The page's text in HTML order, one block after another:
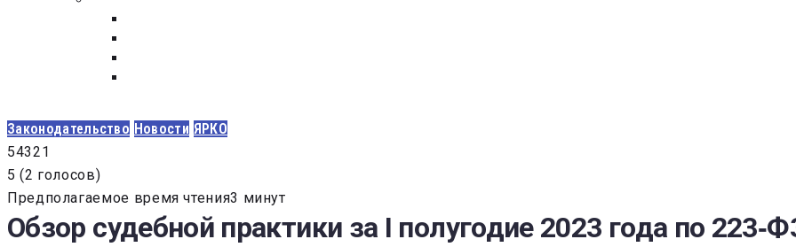
Законодательство Новости ЯРКО
54321
5 (2 голосов)
Предполагаемое время чтения3 минут
Обзор судебной практики за I полугодие 2023 года по